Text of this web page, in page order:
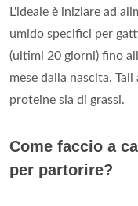
L'ideale è iniziare ad
umido specifici per
(ultimi 20 giorni) fino
mese dalla nascita.
proteine sia di grassi.
Come faccio a
per partorire?